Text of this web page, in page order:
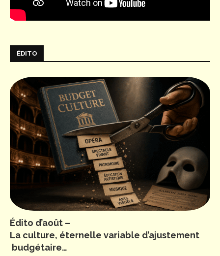
ÉDITO
Édito d’août –
La culture, éternelle variable d’ajustement
budgétaire…